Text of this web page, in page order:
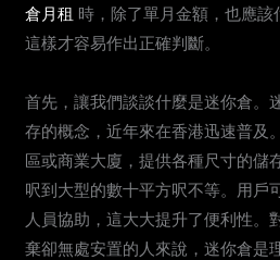
倉月租 時，除了單月金額，也應該
這樣才容易作出正確判斷。
首先，讓我們談談什麼是迷你倉。
存的概念，近年來在香港迅速普及
區或商業大廈，提供各種尺寸的儲
呎到大型的數十平方呎不等。用戶
人員協助，這大大提升了便利性。
棄卻無處安置的人來說，迷你倉是